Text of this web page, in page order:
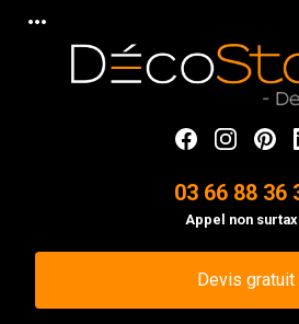
more_horiz
03 66 88 36
Appel non
Devis gratuit